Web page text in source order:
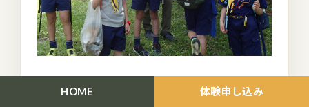
35.今日は暑かったからアイスが超美味しいね
HOME 体験申し込み